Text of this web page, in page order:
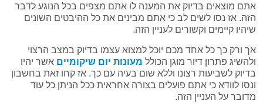
אתם מוצאים בדיוק את המענה לו אתם מצפים בכל הנוגע לדבר
הזה. אז נסו לשים לב כי אתם מבינים את כל ההיבטים השונים
שיהיו קיימים וקשורים לעניין הזה.
אך ורק כך כל אחד מכם יוכל למצוא עצמו בדיוק במצב הרצוי
ולהשיג פתרון דיור מוגן הכולל מעונות יום שיקומיים אשר יהיו
בדיוק לשביעות רצונו וללא שום בעיה עם כך. אז קחו זאת בחשבון
ונסו לוודא כי אתם פועלים בצורה אחראית ככל הניתן כל עוד
מדובר על העניין הזה.